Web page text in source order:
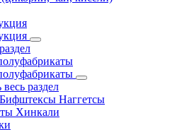
раздел
Наггетсы
Хинкали